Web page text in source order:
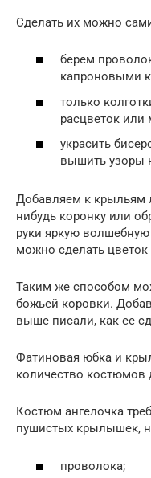
Сделать их можно
берем
капроновыми
только
расцветок или
украсить
вышить узоры
Добавляем к крыльям
нибудь коронку или
руки яркую
можно сделать цветок
Таким же способом
божьей коровки.
выше писали, как ее
Фатиновая юбка и
количество костюмов
Костюм ангелочка
пушистых крылышек,
проволока;